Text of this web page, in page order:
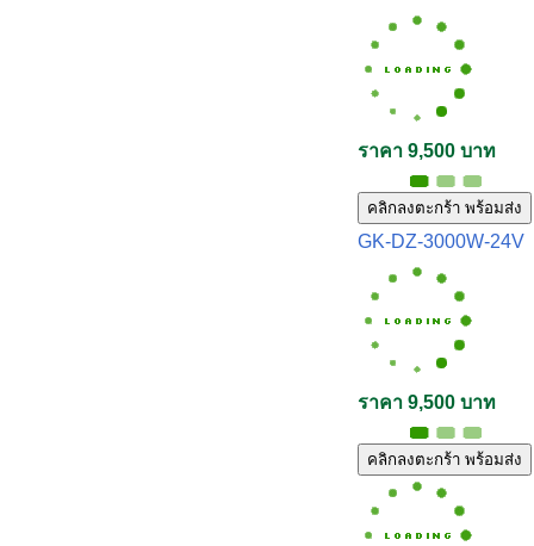
ราคา 9,500 บาท
คลิกลงตะกร้า พร้อมส่ง
GK-DZ-3000W-24V
ราคา 9,500 บาท
คลิกลงตะกร้า พร้อมส่ง